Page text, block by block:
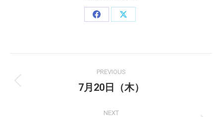
Share
Share
navigation
PREVIOUS
Previous
7月20日（木）
NEXT